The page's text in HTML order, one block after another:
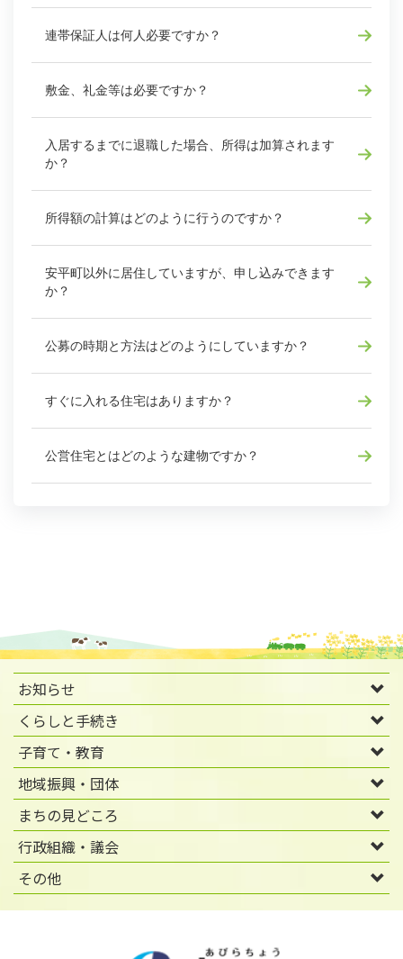
連帯保証人は何人必要ですか？
敷金、礼金等は必要ですか？
入居するまでに退職した場合、所得は加算されます
か？
所得額の計算はどのように行うのですか？
安平町以外に居住していますが、申し込みできます
か？
公募の時期と方法はどのようにしていますか？
すぐに入れる住宅はありますか？
公営住宅とはどのような建物ですか？
お知らせ
くらしと手続き
子育て・教育
地域振興・団体
まちの見どころ
行政組織・議会
その他